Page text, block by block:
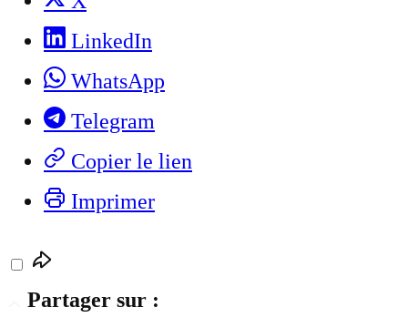
LinkedIn
WhatsApp
Telegram
Copier le lien
Imprimer
Partager sur :